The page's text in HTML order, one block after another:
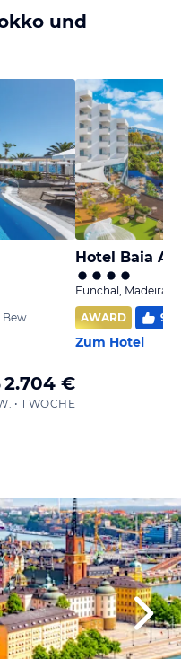
und
Bew.
2.704 €
• 1 WOCHE
Hotel Baia
Funchal, Madeira
AWARD
97
Zum Hotel